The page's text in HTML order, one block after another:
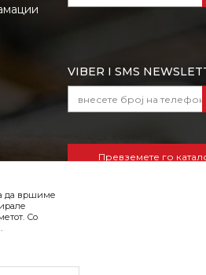
VIBER I SMS
Превземете го
да вршиме
Со